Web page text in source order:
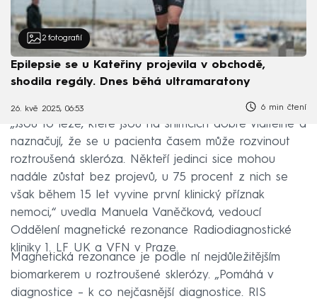
2 fotografií
Epilepsie se u Kateřiny projevila v obchodě,
shodila regály. Dnes běhá ultramaratony
26. kvě 2025, 06:53 6 min čtení
„Jsou to léze, které jsou na snímcích dobře viditelné a
naznačují, že se u pacienta časem může rozvinout
roztroušená skleróza. Někteří jedinci sice mohou
nadále zůstat bez projevů, u 75 procent z nich se
však během 15 let vyvine první klinický příznak
nemoci,“ uvedla Manuela Vaněčková, vedoucí
Oddělení magnetické rezonance Radiodiagnostické
kliniky 1. LF UK a VFN v Praze.
Magnetická rezonance je podle ní nejdůležitějším
biomarkerem u roztroušené sklerózy. „Pomáhá v
diagnostice – k co nejčasnější diagnostice. RIS